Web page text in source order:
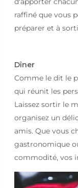
raffiné que vous
préparer et à
Dîner
Comme le dit le
qui réunit les
Laissez sortir le
organisez un
amis. Que vous
gastronomique
commodité, vos